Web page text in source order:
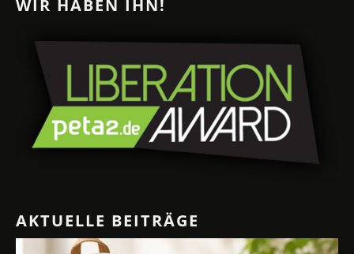
WIR HABEN IHN!
AKTUELLE BEITRÄGE